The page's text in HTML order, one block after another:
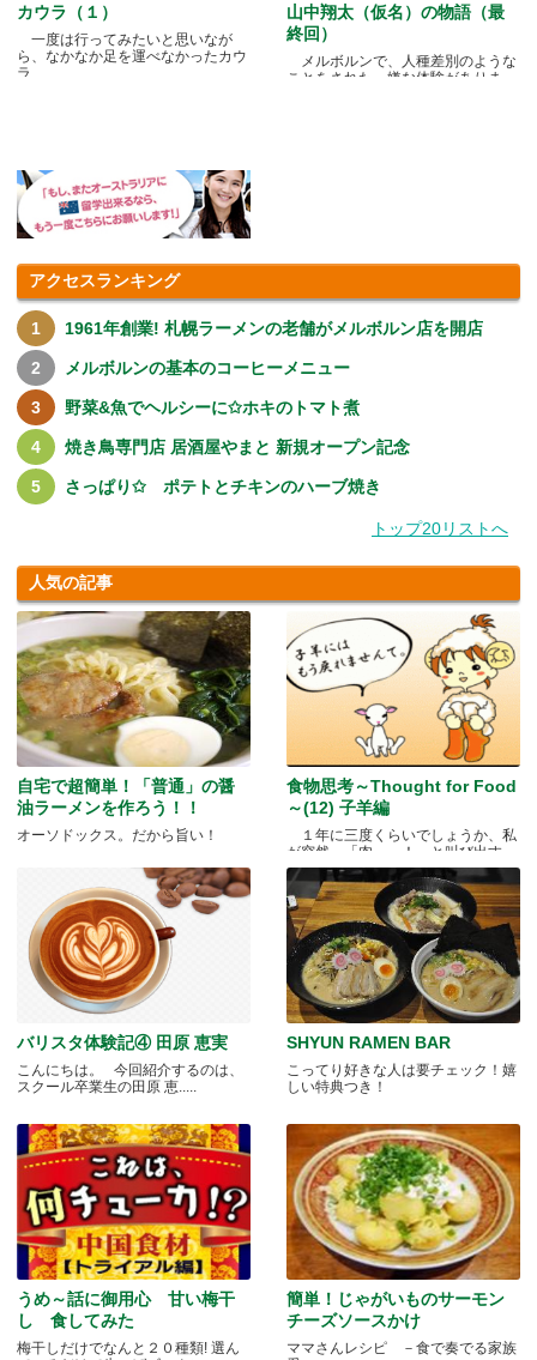
カウラ（１）
一度は行ってみたいと思いなが
ら、なかなか足を運べなかったカウ
ラ.....
山中翔太（仮名）の物語（最
終回）
メルボルンで、人種差別のような
ことをされた、嫌な体験がありま
アクセスランキング
1961年創業! 札幌ラーメンの老舗がメルボルン店を開店
メルボルンの基本のコーヒーメニュー
野菜&魚でヘルシーに✩ホキのトマト煮
焼き鳥専門店 居酒屋やまと 新規オープン記念
さっぱり✩ ポテトとチキンのハーブ焼き
トップ20リストへ
人気の記事
自宅で超簡単！「普通」の醤
油ラーメンを作ろう！！
オーソドックス。だから旨い！
食物思考～Thought for Food
～(12) 子羊編
１年に三度くらいでしょうか、私
が突然、「肉～っ！」と叫び出す
瞬.....
バリスタ体験記④ 田原 恵実
こんにちは。 今回紹介するのは、
スクール卒業生の田原 恵.....
SHYUN RAMEN BAR
こってり好きな人は要チェック！嬉
しい特典つき！
うめ～話に御用心 甘い梅干
し 食してみた
梅干しだけでなんと２０種類! 選ん
簡単！じゃがいものサーモン
チーズソースかけ
ママさんレシピ －食で奏でる家族